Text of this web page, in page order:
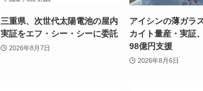
三重県、次世代太陽電池の屋内
実証をエフ・シー・シーに委託
2026年8月7日
アイシンの薄ガラ
カイト量産・実証
98億円支援
2026年8月6日